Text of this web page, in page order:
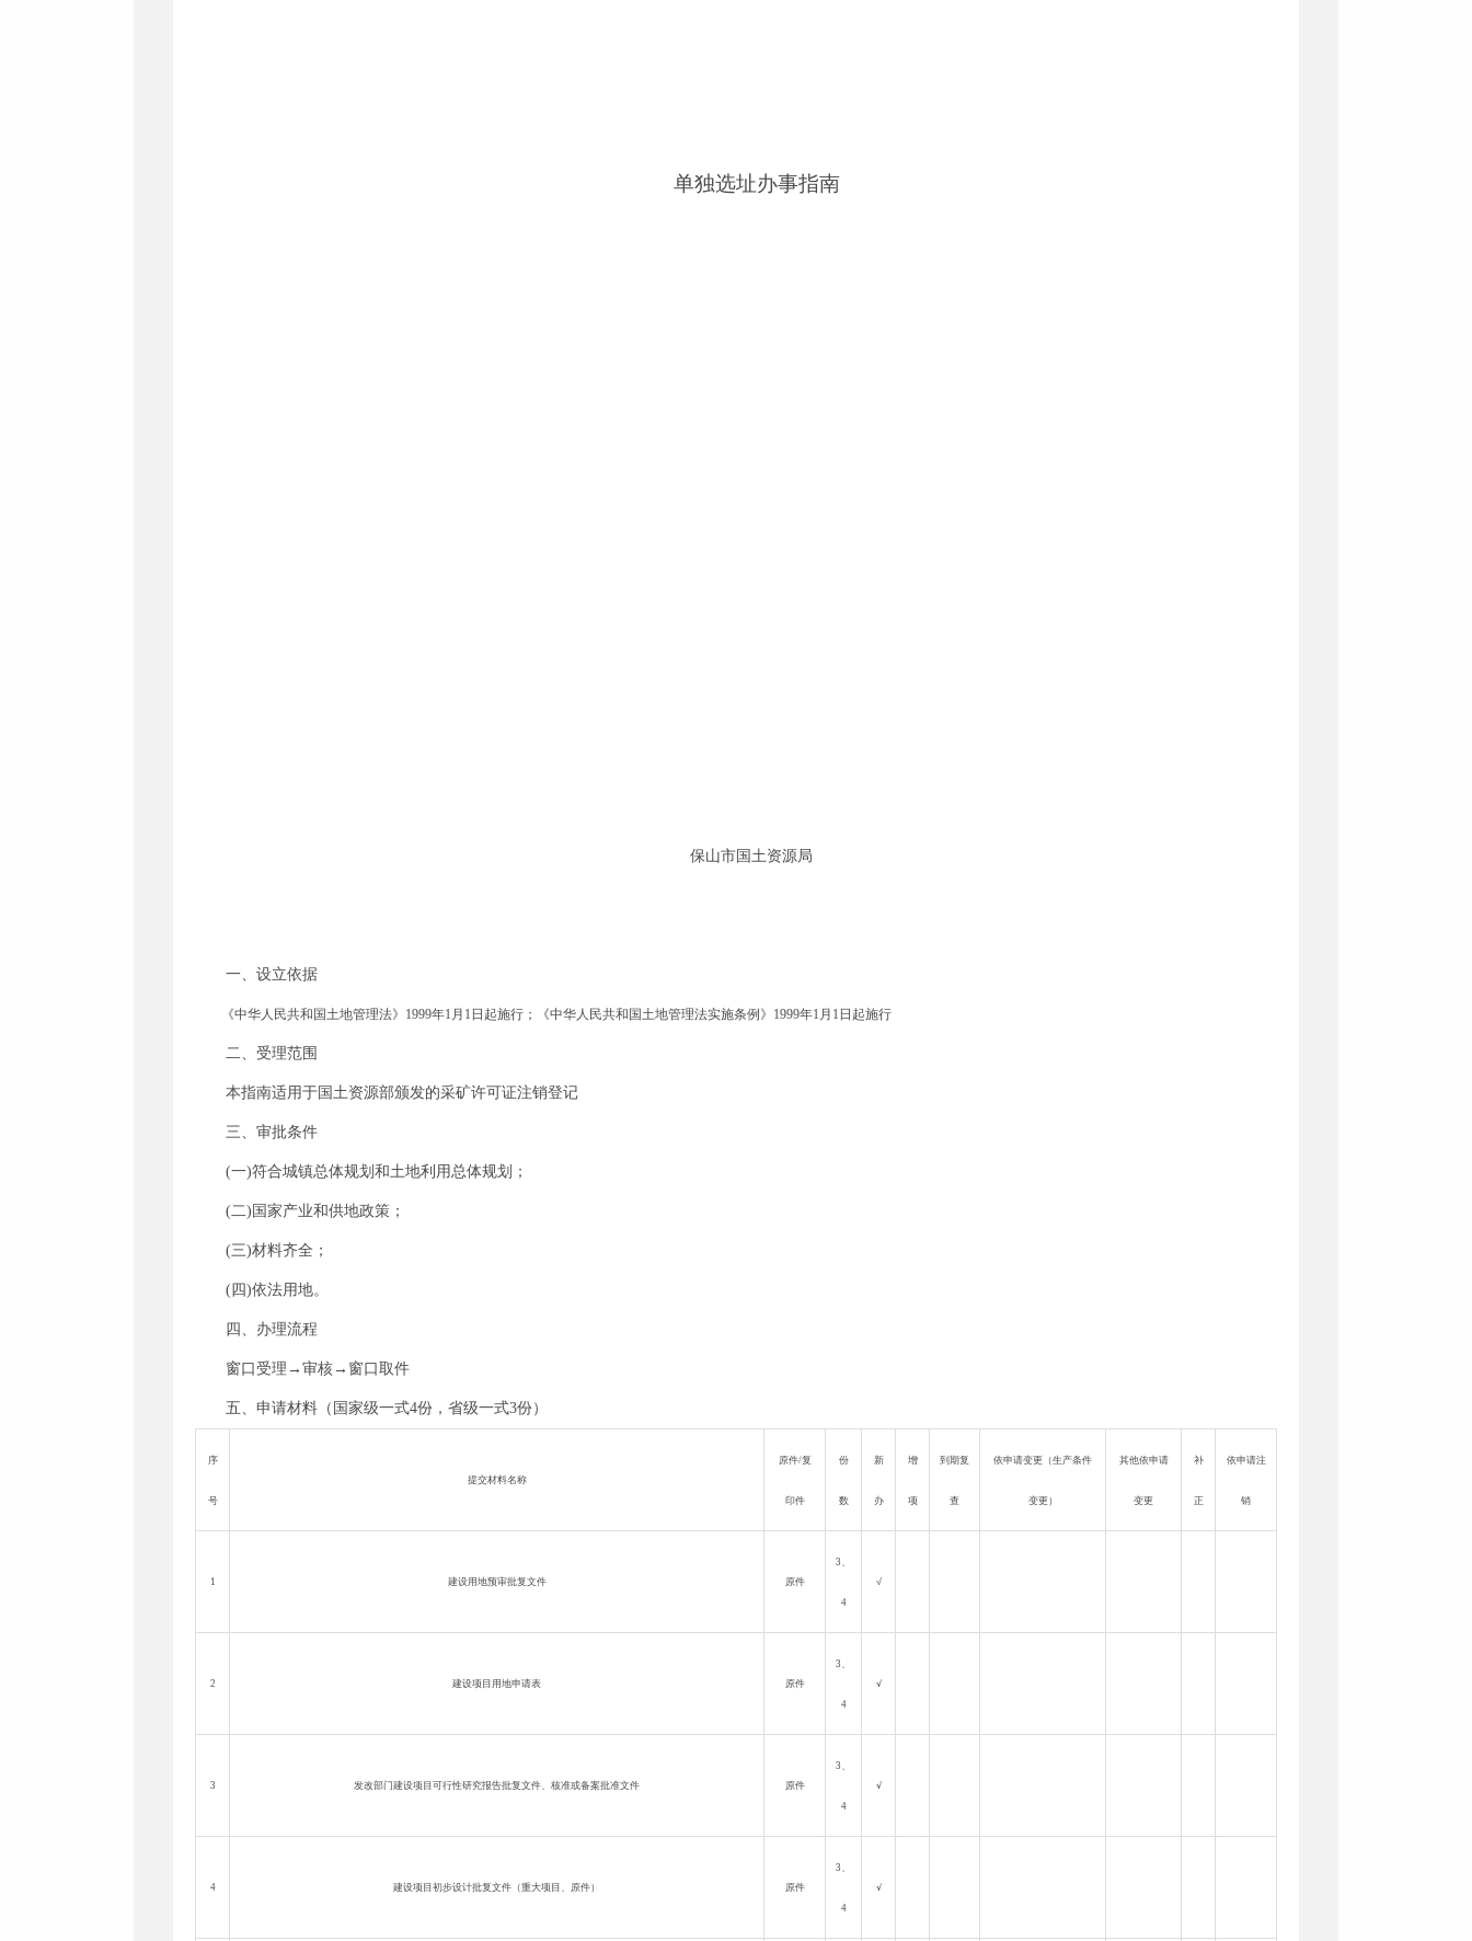
单独选址办事指南
保山市国土资源局
一、设立依据
《中华人民共和国土地管理法》 1999年1 月 1 日起施行；《中华人民共和国土地管理法实施条例》 1999年1 月 1 日起施行
二、受理范围
本指南适用于 国土资源部颁发的采矿许可证注销登记
三、审批条件
(一)符合城镇总体规划和土地利用总体规划；
(二) 国家产业和供地政策；
(三)材料齐全；
(四)依法用地。
四、办理流程
窗口受理→审核→窗口取件
五、 申请材料（国家级一式4份，省级一式3份）
序
号
提交材料名称
原件/复
印件
份
数
新
办
增
项
到期复
查
依申请变更（生产条件
变更）
其他依申请
变更
补
正
依申请注
销
1 建设用地预审批复文件 原件
3 、
4
√
2 建设项目用地申请表 原件
3 、
4
√
3 发改部门建设项目可行性研究报告批复文件、核准或备案批准文件 原件
3 、
4
√
4 建设项目初步设计批复文件（重大项目、原件） 原件
3 、
4
√